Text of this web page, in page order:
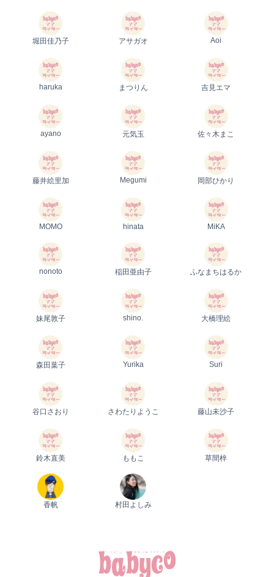
堀田佳乃子 アサガオ Aoi
haruka まつりん 吉見エマ
ayano 元気玉 佐々木まこ
藤井絵里加 Megumi 岡部ひかり
MOMO hinata MiKA
nonoto 稲田亜由子 ふなまちはるか
妹尾敦子 shino. 大橋理絵
森田葉子 Yurika Suri
谷口さおり さわたりようこ 藤山未沙子
鈴木直美 ももこ 草間梓
香帆 村田よしみ